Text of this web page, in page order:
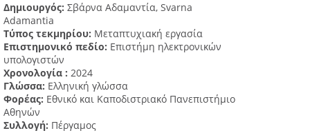
Δημιουργός: Σβάρνα Αδαμαντία, Svarna
Adamantia
Τύπος τεκμηρίου: Μεταπτυχιακή εργασία
Επιστημονικό πεδίο: Επιστήμη ηλεκτρονικών
υπολογιστών
Χρονολογία : 2024
Γλώσσα: Ελληνική γλώσσα
Φορέας: Εθνικό και Καποδιστριακό Πανεπιστήμιο
Αθηνών
Συλλογή: Πέργαμος